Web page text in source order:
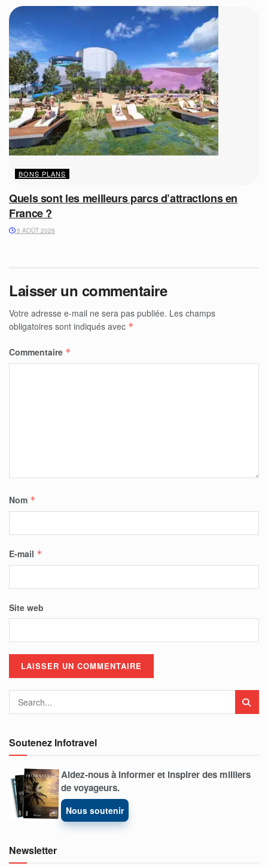
BONS PLANS
Quels sont les meilleurs parcs d’attractions en
France ?
5 AOÛT 2026
Laisser un commentaire
Votre adresse e-mail ne sera pas publiée. Les champs
obligatoires sont indiqués avec *
Commentaire *
Nom *
E-mail *
Site web
Soutenez Infotravel
Aidez-nous à informer et inspirer des milliers
de voyageurs.
Nous soutenir
Newsletter